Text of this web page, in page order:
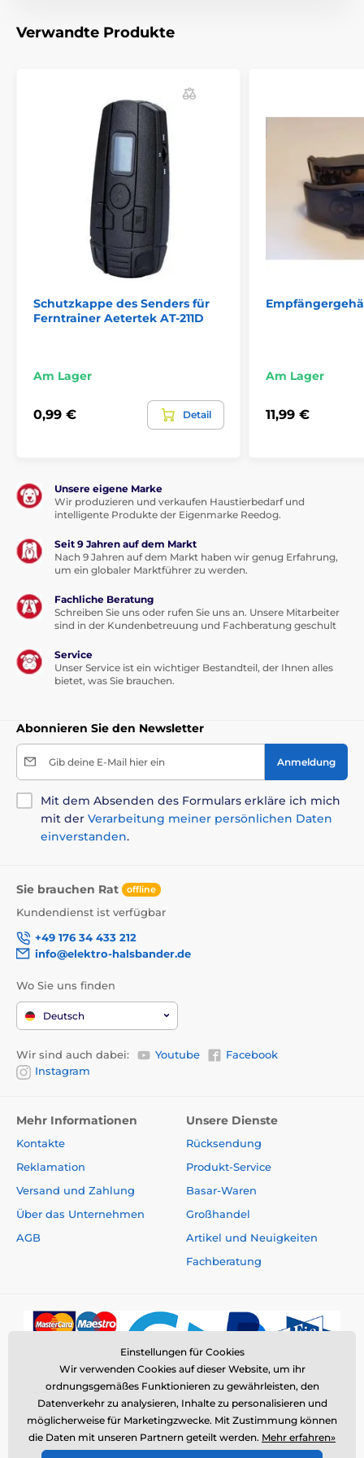
Trainigshalsbänder Zubehör
Verwandte Produkte
Schutzkappe des Senders für
Ferntrainer Aetertek AT-211D
Am Lager
0,99 € Detail
Am Lager
11,99 €
Unsere eigene Marke
Wir produzieren und verkaufen Haustierbedarf und
intelligente Produkte der Eigenmarke Reedog.
Seit 9 Jahren auf dem Markt
Nach 9 Jahren auf dem Markt haben wir genug Erfahrung,
um ein globaler Marktführer zu werden.
Fachliche Beratung
Schreiben Sie uns oder rufen Sie uns an. Unsere Mitarbeiter
sind in der Kundenbetreuung und Fachberatung geschult
Service
Unser Service ist ein wichtiger Bestandteil, der Ihnen alles
bietet, was Sie brauchen.
Abonnieren Sie den Newsletter
Gib deine E-Mail hier ein Anmeldung
Mit dem Absenden des Formulars erkläre ich mich
mit der Verarbeitung meiner persönlichen Daten
einverstanden.
Sie brauchen Rat offline
Kundendienst ist verfügbar
+49 176 34 433 212
info@elektro-halsbander.de
Wo Sie uns finden
Deutsch
Wir sind auch dabei: Youtube
Facebook
Instagram
Mehr Informationen
Kontakte
Reklamation
Versand und Zahlung
Über das Unternehmen
AGB
Unsere Dienste
Rücksendung
Produkt-Service
Basar-Waren
Großhandel
Artikel und Neuigkeiten
Fachberatung
© 2026 www.elektro-halsbander.de ⦁ E-Shop erstellt von
Einstellungen für Cookies
Wir verwenden Cookies auf dieser Website, um ihr
ordnungsgemäßes Funktionieren zu gewährleisten, den
Datenverkehr zu analysieren, Inhalte zu personalisieren und
möglicherweise für Marketingzwecke. Mit Zustimmung können
die Daten mit unseren Partnern geteilt werden. Mehr erfahren»